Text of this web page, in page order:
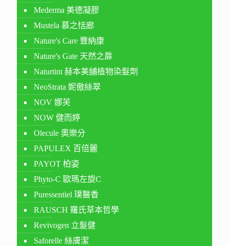
Mederma 美德凝膠
Mustela 慕之恬廊
Nature's Care 豐納康
Nature's Gate 天然之扉
Naturtint 赫本美舖植物染髮劑
NeoStrata 妮傲絲翠
NOV 娜芙
NOW 健而婷
Olecule 奧樂分
PAPULEX 百倍麗
PAYOT 柏姿
Phyto-C 歐瑪左旋C
Puressentiel 璞醫香
RAUSCH 羅氏草本哲學
Revivogen 立髮健
Saforelle 絲膚潔